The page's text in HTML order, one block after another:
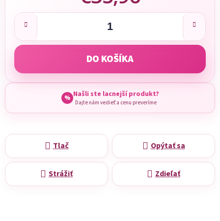
Jednotková cena:
DO KOŠÍKA
% Našli ste lacnejší produkt?
Dajte nám vedieť a cenu preveríme
Tlač Opýtať sa
Strážiť Zdieľať